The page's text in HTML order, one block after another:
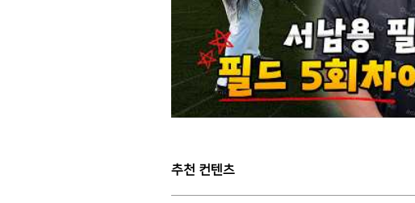
추천 컨텐츠